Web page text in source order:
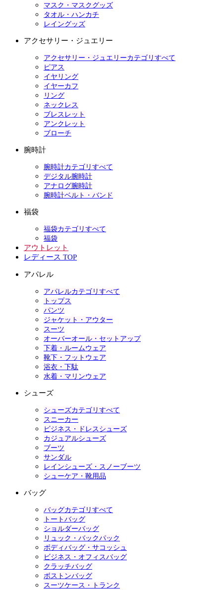
マスク・マスクグッズ
タオル・ハンカチ
レイングッズ
アクセサリー・ジュエリー
アクセサリー・ジュエリーカテゴリすべて
ピアス
イヤリング
イヤーカフ
リング
ネックレス
ブレスレット
アンクレット
ブローチ
腕時計
腕時計カテゴリすべて
デジタル腕時計
アナログ腕時計
腕時計ベルト・バンド
福袋
福袋カテゴリすべて
福袋
アウトレット
レディース TOP
アパレル
アパレルカテゴリすべて
トップス
パンツ
ジャケット・アウター
スーツ
オーバーオール・セットアップ
下着・ルームウェア
靴下・フットウェア
浴衣・下駄
水着・マリンウェア
シューズ
シューズカテゴリすべて
スニーカー
ビジネス・ドレスシューズ
カジュアルシューズ
ブーツ
サンダル
レインシューズ・スノーブーツ
シューケア・靴用品
バッグ
バッグカテゴリすべて
トートバッグ
ショルダーバッグ
リュック・バックパック
ボディバッグ・サコッシュ
ビジネス・オフィスバッグ
クラッチバッグ
ボストンバッグ
スーツケース・トランク